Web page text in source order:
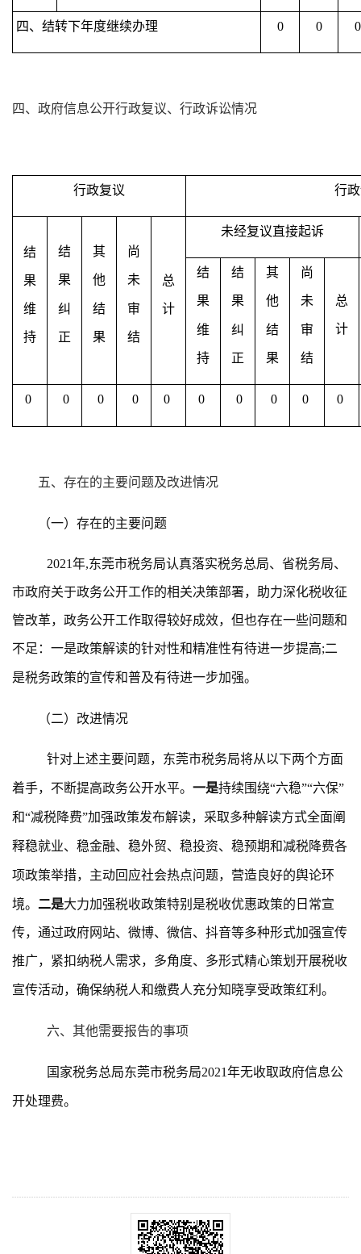
四、结转下年度继续办理 0 0 0
四、政府信息公开行政复议、行政诉讼情况
行政复议 行
结
果
维
持
结
果
纠
正
其
他
结
果
尚
未
审
结
总
计
未经复议直接起诉
结
果
维
持
结
果
纠
正
其
他
结
果
尚
未
审
结
总
计
0 0 0 0 0 0 0 0 0 0
五、存在的主要问题及改进情况
（一）存在的主要问题
2021年,东莞市税务局认真落实税务总局、省税务局、
市政府关于政务公开工作的相关决策部署，助力深化税收征
管改革，政务公开工作取得较好成效，但也存在一些问题和
不足：一是政策解读的针对性和精准性有待进一步提高;二
是税务政策的宣传和普及有待进一步加强。
（二）改进情况
针对上述主要问题，东莞市税务局将从以下两个方面
着手，不断提高政务公开水平。 一是持续围绕“六稳”“六保”
和“减税降费”加强政策发布解读，采取多种解读方式全面阐
释稳就业、稳金融、稳外贸、稳投资、稳预期和减税降费各
项政策举措，主动回应社会热点问题，营造良好的舆论环
境。 二是大力加强税收政策特别是税收优惠政策的日常宣
传，通过政府网站、微博、微信、抖音等多种形式加强宣传
推广，紧扣纳税人需求，多角度、多形式精心策划开展税收
宣传活动，确保纳税人和缴费人充分知晓享受政策红利。
六、其他需要报告的事项
国家税务总局东莞市税务局2021年无收取政府信息公
开处理费。